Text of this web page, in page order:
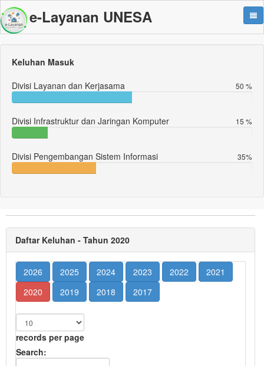
e-Layanan UNESA
Keluhan Masuk
Divisi Layanan dan Kerjasama
50 %
Divisi Infrastruktur dan Jaringan Komputer 15 %
Divisi Pengembangan Sistem Informasi 35%
Daftar Keluhan - Tahun 2020
2026 2025 2024 2023 2022
2021
2020
2019 2018 2017
records per page
Search: